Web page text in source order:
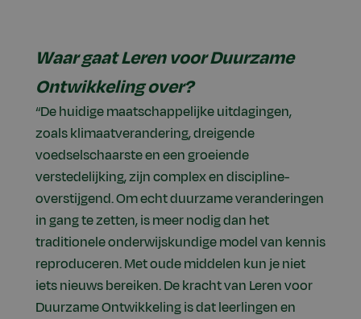
Waar gaat Leren voor Duurzame
Ontwikkeling over?
“De huidige maatschappelijke uitdagingen,
zoals klimaatverandering, dreigende
voedselschaarste en een groeiende
verstedelijking, zijn complex en discipline-
overstijgend. Om echt duurzame veranderingen
in gang te zetten, is meer nodig dan het
traditionele onderwijskundige model van kennis
reproduceren. Met oude middelen kun je niet
iets nieuws bereiken. De kracht van Leren voor
Duurzame Ontwikkeling is dat leerlingen en